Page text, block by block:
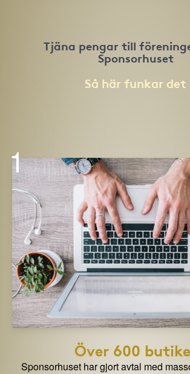
Tjäna pengar till
Sponsorhuset
Så här funkar det
1
Över 600
Sponsorhuset har gjort avtal med